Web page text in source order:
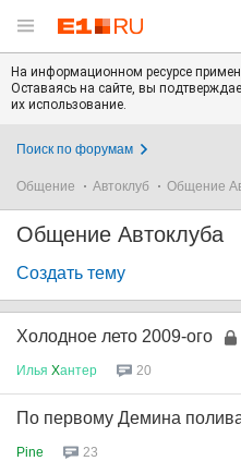
На информационном ресурсе
Оставаясь на сайте, вы
их использование.
Поиск по форумам
Общение Автоклуб Общение
Общение Автоклуба
Создать тему
Холодное лето 2009-ого
Илья Xантер 20
По первому Демина
Pine 23